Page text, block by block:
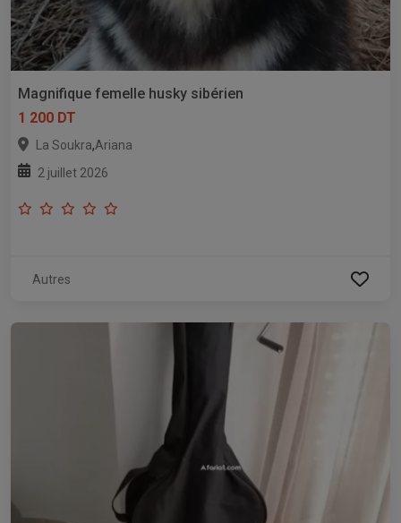
Magnifique femelle husky sibérien
1 200 DT
La Soukra,Ariana
2 juillet 2026
Autres